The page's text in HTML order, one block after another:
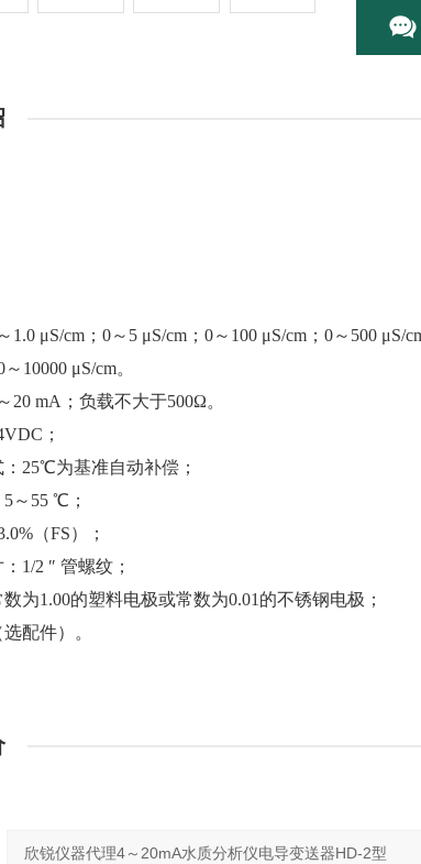
1.0 μS/cm；0～5 μS/cm；0～100 μS/cm；0～500 μS/
10000 μS/cm。
20 mA；负载不大于500Ω。
；
25℃为基准自动补偿；
～55 ℃；
（FS）；
1/2 ″ 管螺纹；
为1.00的塑料电极或常数为0.01的不锈钢电极；
配件）。